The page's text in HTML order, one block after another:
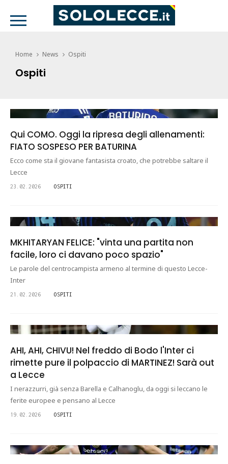
Home News Ospiti
Ospiti
Qui COMO. Oggi la ripresa degli allenamenti:
FIATO SOSPESO PER BATURINA
Ecco come sta il giovane fantasista croato, che potrebbe saltare il
Lecce
23.02.2026 OSPITI
MKHITARYAN FELICE: "vinta una partita non
facile, loro ci davano poco spazio"
Le parole del centrocampista armeno al termine di questo Lecce-
Inter
21.02.2026 OSPITI
AHI, AHI, CHIVU! Nel freddo di Bodo l'Inter ci
rimette pure il polpaccio di MARTINEZ! Sarà out
a Lecce
I nerazzurri, già senza Barella e Calhanoglu, da oggi si leccano le
ferite europee e pensano al Lecce
19.02.2026 OSPITI